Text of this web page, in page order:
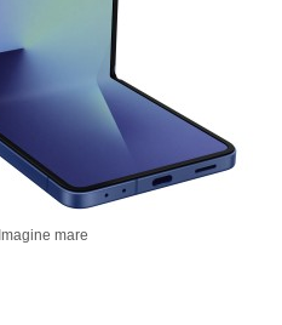
Imagine mare